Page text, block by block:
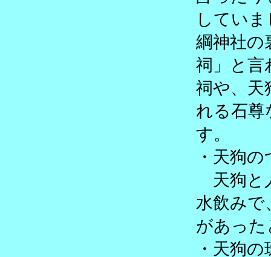
してい
綱神社の
祠」と言
祠や、天
れる石尊
す。
・天狗
天狗と
水飲みで
があっ
・天狗の